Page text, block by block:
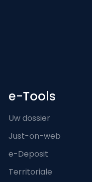
e-Tools
Uw dossier
Just-on-web
e-Deposit
Territoriale